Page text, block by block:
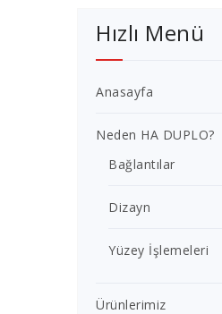
Hızlı Menü
Anasayfa
Neden HA DUPLO?
Bağlantılar
Dizayn
Yüzey İşlemeleri
Ürünlerimiz